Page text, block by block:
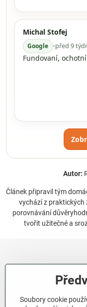
Michal Stofej
Google •před 9
Fundovaní,
Autor:
Článek připravil tým
vychází z praktických
porovnávání
tvořit užitečné a
Soubory cookie